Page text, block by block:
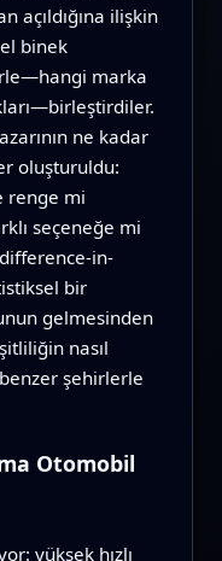
açıldığına ilişkin
binek
marka
ne kadar
oluşturuldu:
renge mi
seçeneğe mi
in-
bir
gelmesinden
nasıl
şehirlerle
Otomobil
yüksek hızlı